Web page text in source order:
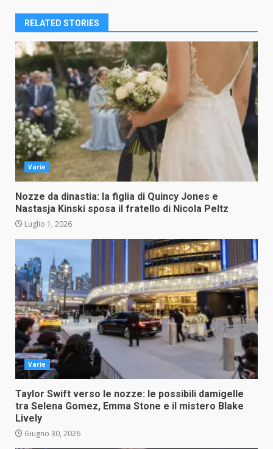
RELATED STORIES
Varie
Nozze da dinastia: la figlia di Quincy Jones e
Nastasja Kinski sposa il fratello di Nicola Peltz
Luglio 1, 2026
Varie
Taylor Swift verso le nozze: le possibili damigelle
tra Selena Gomez, Emma Stone e il mistero Blake
Lively
Giugno 30, 2026